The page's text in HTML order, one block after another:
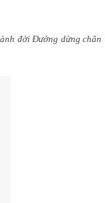
đời Đường dừng chân